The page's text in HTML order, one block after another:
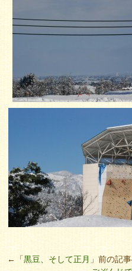
←「黒豆、そして正月 」前の記